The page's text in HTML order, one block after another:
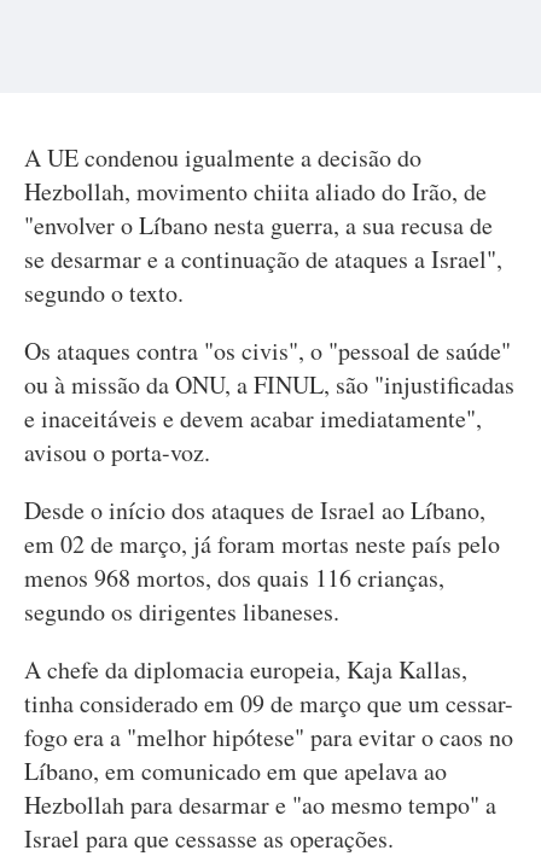
A UE condenou igualmente a decisão do
Hezbollah, movimento chiita aliado do Irão, de
"envolver o Líbano nesta guerra, a sua recusa de
se desarmar e a continuação de ataques a Israel",
segundo o texto.
Os ataques contra "os civis", o "pessoal de saúde"
ou à missão da ONU, a FINUL, são "injustificadas
e inaceitáveis e devem acabar imediatamente",
avisou o porta-voz.
Desde o início dos ataques de Israel ao Líbano,
em 02 de março, já foram mortas neste país pelo
menos 968 mortos, dos quais 116 crianças,
segundo os dirigentes libaneses.
A chefe da diplomacia europeia, Kaja Kallas,
tinha considerado em 09 de março que um cessar-
fogo era a "melhor hipótese" para evitar o caos no
Líbano, em comunicado em que apelava ao
Hezbollah para desarmar e "ao mesmo tempo" a
Israel para que cessasse as operações.